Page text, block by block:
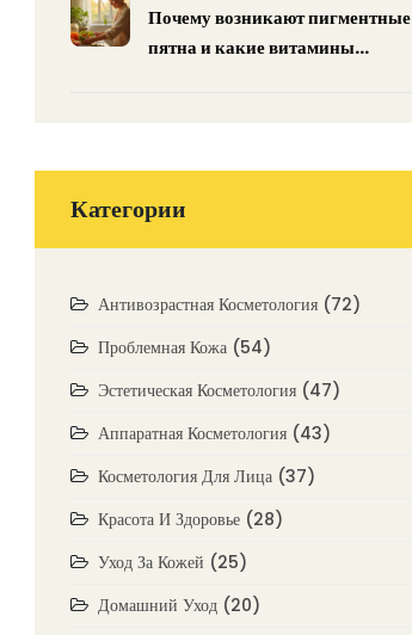
Почему возникают пигментные
пятна и какие витамины
Категории
Антивозрастная Косметология (72)
Проблемная Кожа (54)
Эстетическая Косметология (47)
Аппаратная Косметология (43)
Косметология Для Лица (37)
Красота И Здоровье (28)
Уход За Кожей (25)
Домашний Уход (20)